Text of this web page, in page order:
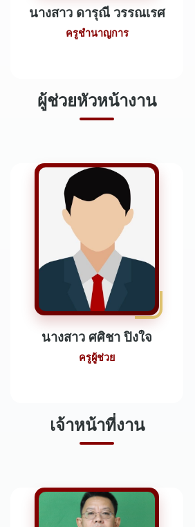
นางสาว ดารุณี วรรณเรศ
ครูชำนาญการ
ผู้ช่วยหัวหน้างาน
นางสาว ศศิชา ปิงใจ
ครูผู้ช่วย
เจ้าหน้าที่งาน